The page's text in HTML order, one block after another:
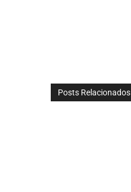
Posts Relacionados